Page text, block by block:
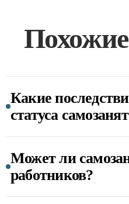
Какие
статуса
Может ли
работников?